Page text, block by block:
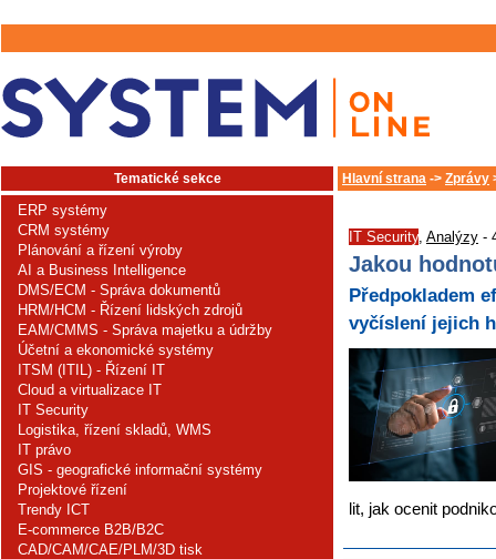
Tematické sekce
ERP systémy
CRM systémy
Plánování a řízení výroby
AI a Business Intelligence
DMS/ECM - Správa dokumentů
HRM/HCM - Řízení lidských zdrojů
EAM/CMMS - Správa majetku a údržby
Účetní a ekonomické systémy
ITSM (ITIL) - Řízení IT
Cloud a virtualizace IT
IT Security
Logistika, řízení skladů, WMS
IT právo
GIS - geografické informační systémy
Projektové řízení
Trendy ICT
E-commerce B2B/B2C
CAD/CAM/CAE/PLM/3D tisk
Hlavní strana -> Zprávy
IT Security, Analýzy -
Jakou
Předpokladem
vyčíslení jejich
lit, jak ocenit